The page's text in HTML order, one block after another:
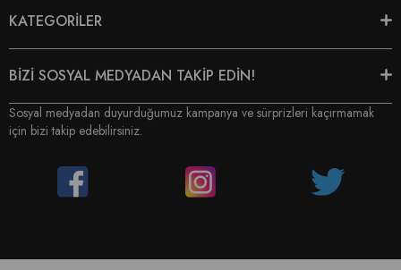
KATEGORİLER
BİZİ SOSYAL MEDYADAN TAKİP EDİN!
Sosyal medyadan duyurduğumuz kampanya ve sürprizleri kaçırmamak
için bizi takip edebilirsiniz.